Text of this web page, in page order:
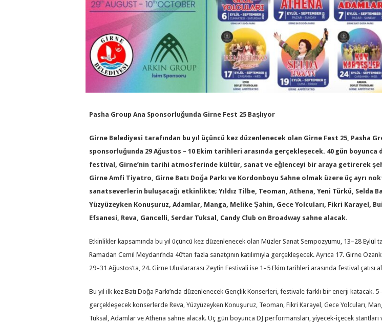
Pasha Group Ana Sponsorluğunda Girne Fest 25 Başlıyor
Girne Belediyesi tarafından bu yıl üçüncü kez düzenlenecek olan Girne Fest 25, Pasha
sponsorluğunda 29 Ağustos – 10 Ekim tarihleri arasında gerçekleşecek. 40 gün boyunca
festival, Girne’nin tarihi atmosferinde kültür, sanat ve eğlenceyi bir araya getirerek
Girne Amfi Tiyatro, Girne Batı Doğa Parkı ve Kordonboyu Sahne olmak üzere üç ayrı
sanatseverlerin buluşacağı etkinlikte; Yıldız Tilbe, Teoman, Athena, Yeni Türkü, Selda
Yüzyüzeyken Konuşuruz, Adamlar, Manga, Melike Şahin, Gece Yolcuları, Fikri Karayel,
Efsanesi, Reva, Gancelli, Serdar Tuksal, Candy Club on Broadway sahne alacak.
Etkinlikler kapsamında bu yıl üçüncü kez düzenlenecek olan Müzler Sanat Sempozyumu, 13–28 Eylül
Ramadan Cemil Meydanı’nda 40’tan fazla sanatçının katılımıyla gerçekleşecek. Ayrıca 17. Girne
29–31 Ağustos’ta, 24. Girne Uluslararası Zeytin Festivali ise 1–5 Ekim tarihleri arasında festival çatısı
Bu yıl ilk kez Batı Doğa Parkı’nda düzenlenecek Gençlik Konserleri, festivale farklı bir enerji katacak.
gerçekleşecek konserlerde Reva, Yüzyüzeyken Konuşuruz, Teoman, Fikri Karayel, Gece Yolcuları,
Tuksal, Adamlar ve Athena sahne alacak. Üç gün boyunca DJ performansları, yiyecek-içecek